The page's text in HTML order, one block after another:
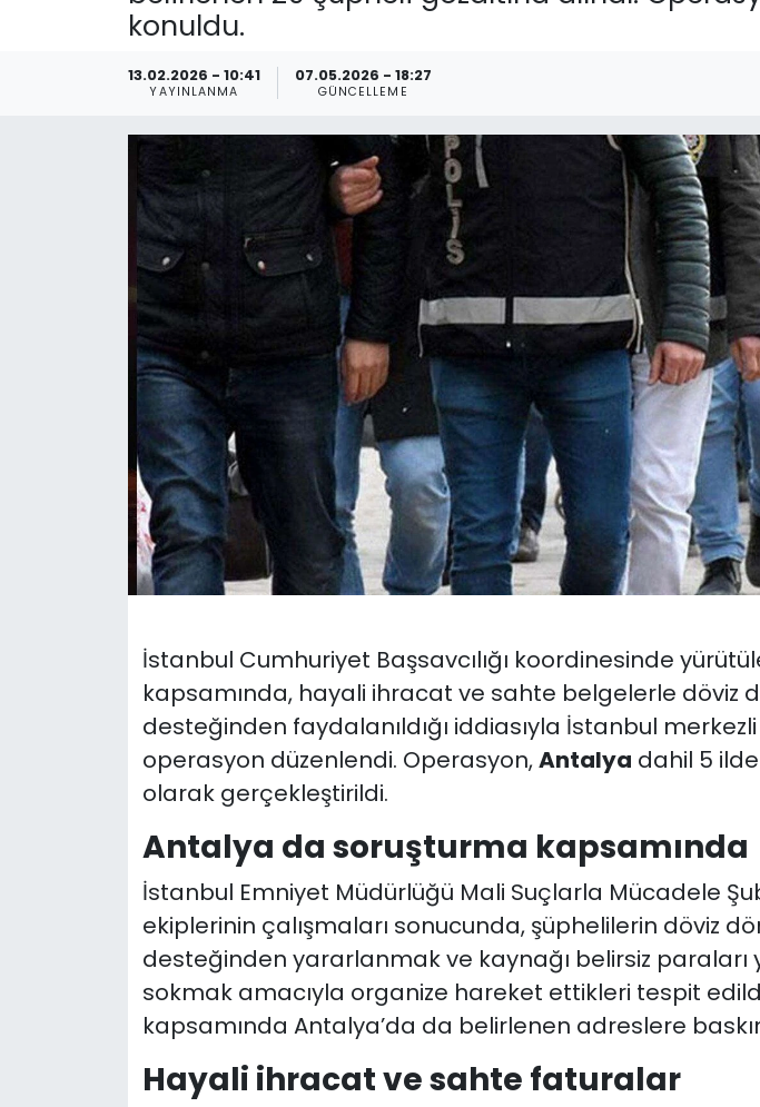
konuldu.
13.02.2026 - 10:41
YAYINLANMA
07.05.2026 - 18:27
GÜNCELLEME
İstanbul Cumhuriyet Başsavcılığı koordinesinde
kapsamında, hayali ihracat ve sahte belgelerle döviz
desteğinden faydalanıldığı iddiasıyla İstanbul
operasyon düzenlendi. Operasyon,Antalya dahil 5
olarak gerçekleştirildi.
Antalya da soruşturma kapsamında
İstanbul Emniyet Müdürlüğü Mali Suçlarla Mücadele
ekiplerinin çalışmaları sonucunda, şüphelilerin döviz
desteğinden yararlanmak ve kaynağı belirsiz paraları
sokmak amacıyla organize hareket ettikleri tespit
kapsamında Antalya’da da belirlenen adreslere
Hayali ihracat ve sahte faturalar
Teknoloji
Resmi İlanlar
Teknoloji
Gizlilik Sözleşmesi